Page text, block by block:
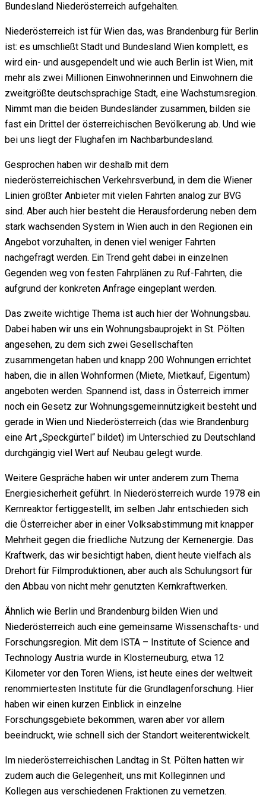
Bundesland Niederösterreich aufgehalten.
Niederösterreich ist für Wien das, was Brandenburg für Berlin
ist: es umschließt Stadt und Bundesland Wien komplett, es
wird ein- und ausgependelt und wie auch Berlin ist Wien, mit
mehr als zwei Millionen Einwohnerinnen und Einwohnern die
zweitgrößte deutschsprachige Stadt, eine Wachstumsregion.
Nimmt man die beiden Bundesländer zusammen, bilden sie
fast ein Drittel der österreichischen Bevölkerung ab. Und wie
bei uns liegt der Flughafen im Nachbarbundesland.
Gesprochen haben wir deshalb mit dem
niederösterreichischen Verkehrsverbund, in dem die Wiener
Linien größter Anbieter mit vielen Fahrten analog zur BVG
sind. Aber auch hier besteht die Herausforderung neben dem
stark wachsenden System in Wien auch in den Regionen ein
Angebot vorzuhalten, in denen viel weniger Fahrten
nachgefragt werden. Ein Trend geht dabei in einzelnen
Gegenden weg von festen Fahrplänen zu Ruf-Fahrten, die
aufgrund der konkreten Anfrage eingeplant werden.
Das zweite wichtige Thema ist auch hier der Wohnungsbau.
Dabei haben wir uns ein Wohnungsbauprojekt in St. Pölten
angesehen, zu dem sich zwei Gesellschaften
zusammengetan haben und knapp 200 Wohnungen errichtet
haben, die in allen Wohnformen (Miete, Mietkauf, Eigentum)
angeboten werden. Spannend ist, dass in Österreich immer
noch ein Gesetz zur Wohnungsgemeinnützigkeit besteht und
gerade in Wien und Niederösterreich (das wie Brandenburg
eine Art „Speckgürtel“ bildet) im Unterschied zu Deutschland
durchgängig viel Wert auf Neubau gelegt wurde.
Weitere Gespräche haben wir unter anderem zum Thema
Energiesicherheit geführt. In Niederösterreich wurde 1978 ein
Kernreaktor fertiggestellt, im selben Jahr entschieden sich
die Österreicher aber in einer Volksabstimmung mit knapper
Mehrheit gegen die friedliche Nutzung der Kernenergie. Das
Kraftwerk, das wir besichtigt haben, dient heute vielfach als
Drehort für Filmproduktionen, aber auch als Schulungsort für
den Abbau von nicht mehr genutzten Kernkraftwerken.
Ähnlich wie Berlin und Brandenburg bilden Wien und
Niederösterreich auch eine gemeinsame Wissenschafts- und
Forschungsregion. Mit dem ISTA – Institute of Science and
Technology Austria wurde in Klosterneuburg, etwa 12
Kilometer vor den Toren Wiens, ist heute eines der weltweit
renommiertesten Institute für die Grundlagenforschung. Hier
haben wir einen kurzen Einblick in einzelne
Forschungsgebiete bekommen, waren aber vor allem
beeindruckt, wie schnell sich der Standort weiterentwickelt.
Im niederösterreichischen Landtag in St. Pölten hatten wir
zudem auch die Gelegenheit, uns mit Kolleginnen und
Kollegen aus verschiedenen Fraktionen zu vernetzen.